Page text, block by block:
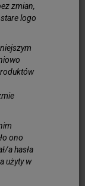
zmian,
logo
ono
a hasła
użyty w
nie
ukrytymi
form ozdób –
ale często
wyrażają
historię. Jeżeli
kamieni
do
sposobem, by